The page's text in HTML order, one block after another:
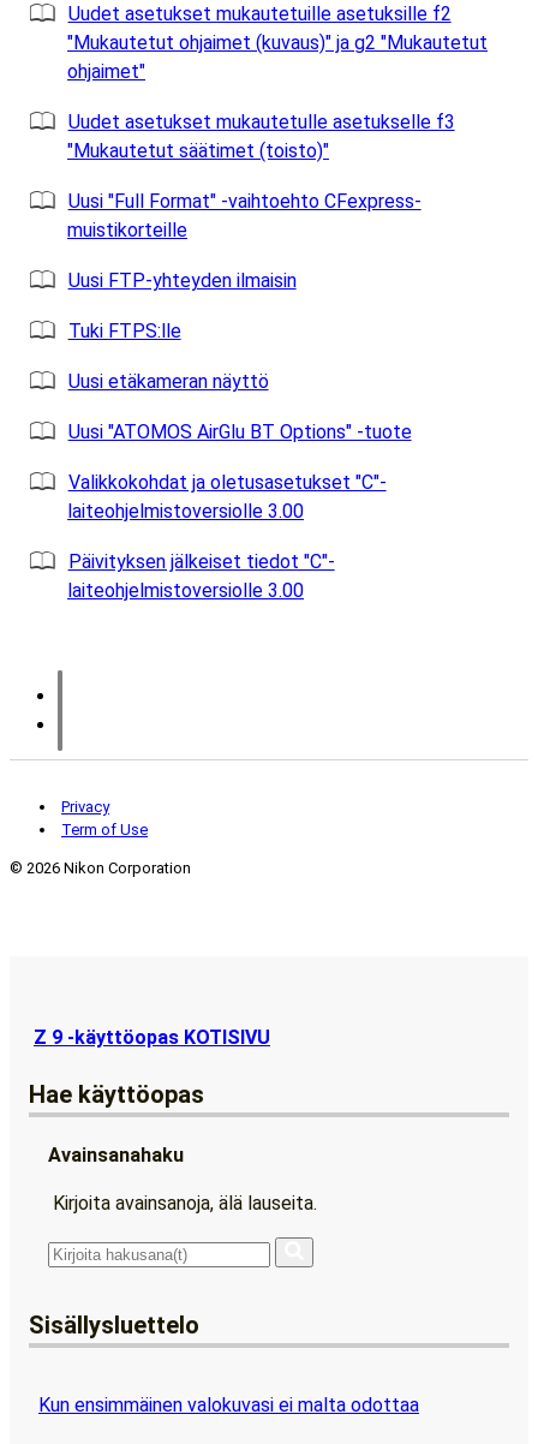
Uudet asetukset mukautetuille asetuksille f2
"Mukautetut ohjaimet (kuvaus)" ja g2 "Mukautetut
ohjaimet"
Uudet asetukset mukautetulle asetukselle f3
"Mukautetut säätimet (toisto)"
Uusi "Full Format" -vaihtoehto CFexpress-
muistikorteille
Uusi FTP-yhteyden ilmaisin
Tuki FTPS:lle
Uusi etäkameran näyttö
Uusi "ATOMOS AirGlu BT Options" -tuote
Valikkokohdat ja oletusasetukset "C"-
laiteohjelmistoversiolle 3.00
Päivityksen jälkeiset tiedot "C"-
laiteohjelmistoversiolle 3.00
Privacy
Term of Use
© 2026 Nikon Corporation
Z 9 -käyttöopas KOTISIVU
Hae käyttöopas
Avainsanahaku
Kirjoita avainsanoja, älä lauseita.
Sisällysluettelo
Kun ensimmäinen valokuvasi ei malta odottaa